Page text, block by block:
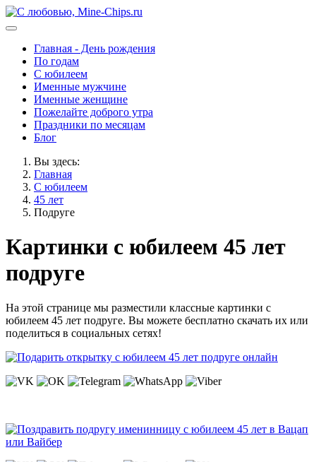
Главная - День рождения
По годам
С юбилеем
Именные мужчине
Именные женщине
Пожелайте доброго утра
Праздники по месяцам
Блог
Вы здесь:
Главная
С юбилеем
45 лет
Подруге
Картинки с юбилеем 45 лет
подруге
На этой странице мы разместили классные картинки с
юбилеем 45 лет подруге. Вы можете бесплатно скачать их или
поделиться в социальных сетях!